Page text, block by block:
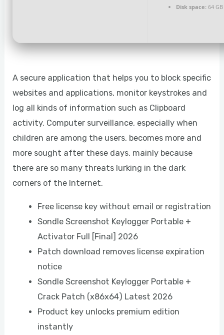
Disk space: 64
A secure application that helps you to block specific
websites and applications, monitor keystrokes and
log all kinds of information such as Clipboard
activity. Computer surveillance, especially when
children are among the users, becomes more and
more sought after these days, mainly because
there are so many threats lurking in the dark
corners of the Internet.
Free license key without email or registration
Sondle Screenshot Keylogger Portable +
Activator Full [Final] 2026
Patch download removes license expiration
notice
Sondle Screenshot Keylogger Portable +
Crack Patch (x86x64) Latest 2026
Product key unlocks premium edition
instantly